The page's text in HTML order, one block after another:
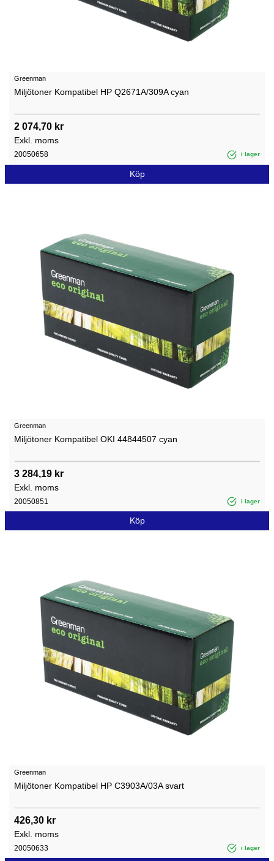
Greenman
Miljötoner Kompatibel HP Q2671A/309A cyan
2 074,70 kr
Exkl. moms
20050658 i lager
Köp
Greenman
Miljötoner Kompatibel OKI 44844507 cyan
3 284,19 kr
Exkl. moms
20050851 i lager
Köp
Greenman
Miljötoner Kompatibel HP C3903A/03A svart
426,30 kr
Exkl. moms
20050633 i lager